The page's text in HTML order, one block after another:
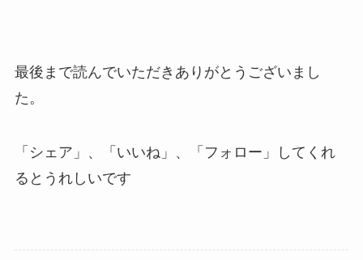
最後まで読んでいただきありがとうございまし
た。
「シェア」、「いいね」、「フォロー」してくれ
るとうれしいです